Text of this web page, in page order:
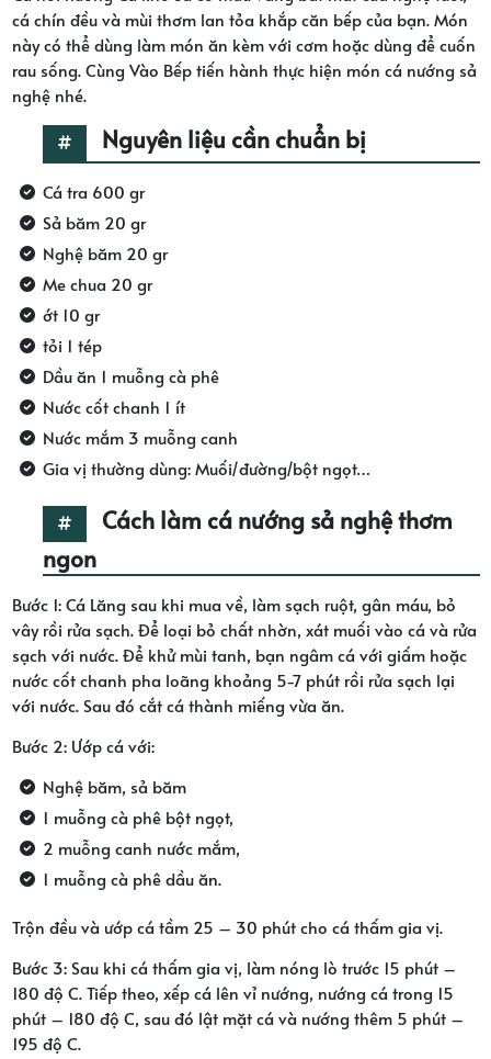
cá chín đều và mùi thơm lan tỏa khắp căn bếp của bạn. Món
này có thể dùng làm món ăn kèm với cơm hoặc dùng để cuốn
rau sống. Cùng Vào Bếp tiến hành thực hiện món cá nướng sả
nghệ nhé.
Nguyên liệu cần chuẩn bị
Cá tra 600 gr
Sả băm 20 gr
Nghệ băm 20 gr
Me chua 20 gr
ớt 10 gr
tỏi 1 tép
Dầu ăn 1 muỗng cà phê
Nước cốt chanh 1 ít
Nước mắm 3 muỗng canh
Gia vị thường dùng: Muối/đường/bột ngọt…
Cách làm cá nướng sả nghệ thơm
ngon
Bước 1: Cá Lăng sau khi mua về, làm sạch ruột, gân máu, bỏ
vây rồi rửa sạch. Để loại bỏ chất nhờn, xát muối vào cá và rửa
sạch với nước. Để khử mùi tanh, bạn ngâm cá với giấm hoặc
nước cốt chanh pha loãng khoảng 5-7 phút rồi rửa sạch lại
với nước. Sau đó cắt cá thành miếng vừa ăn.
Bước 2: Ướp cá với:
Nghệ băm, sả băm
1 muỗng cà phê bột ngọt,
2 muỗng canh nước mắm,
1 muỗng cà phê dầu ăn.
Trộn đều và ướp cá tầm 25 – 30 phút cho cá thấm gia vị.
Bước 3: Sau khi cá thấm gia vị, làm nóng lò trước 15 phút –
180 độ C. Tiếp theo, xếp cá lên vỉ nướng, nướng cá trong 15
phút – 180 độ C, sau đó lật mặt cá và nướng thêm 5 phút –
195 độ C.